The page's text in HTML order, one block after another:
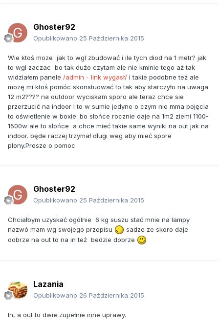
Ghoster92
Opublikowano 25 Października 2015
Wie ktoś moze jak to wgl zbudować i ile tych diod na 1 metr? jak
to wgl zaczac bo tak dużo czytam ale nie kminie tego aż tak
widziałem panele /admin - link wygasł/ i takie podobne też ale
mozę mi ktoś pomóc skonstuować to tak aby starczyło na uwaga
12 m2???? na outdoor wyciskam sporo ale teraz chce sie
przerzucić na indoor i to w sumie jedyne o czym nie mma pojęcia
to oświetlenie w boxie. bo słońce rocznie daje na 1m2 ziemi 1100-
1500w ale to słońce a chce mieć takie same wyniki na out jak na
indoor. będe raczej trzymał długi weg aby mieć spore
plony.Prosze o pomoc
Ghoster92
Opublikowano 25 Października 2015
Chciałbym uzyskać ogólnie 6 kg suszu stać mnie na lampy
nazwó mam wg swojego przepisu
sadze ze skoro daje
dobrze na out to na in też bedzie dobrze
Lazania
Opublikowano 26 Października 2015
In, a out to dwie zupełnie inne uprawy.